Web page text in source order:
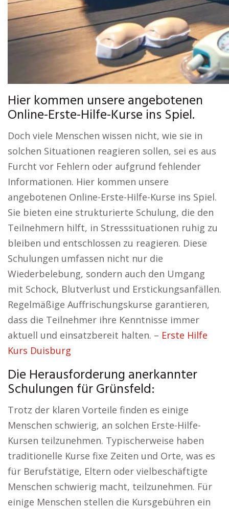
Hier kommen unsere angebotenen
Online-Erste-Hilfe-Kurse ins Spiel.
Doch viele Menschen wissen nicht, wie sie in
solchen Situationen reagieren sollen, sei es aus
Furcht vor Fehlern oder aufgrund fehlender
Informationen. Hier kommen unsere
angebotenen Online-Erste-Hilfe-Kurse ins Spiel.
Sie bieten eine strukturierte Schulung, die den
Teilnehmern hilft, in Stresssituationen ruhig zu
bleiben und entschlossen zu reagieren. Diese
Schulungen umfassen nicht nur die
Wiederbelebung, sondern auch den Umgang
mit Schock, Blutverlust und Erstickungsanfällen.
Regelmäßige Auffrischungskurse garantieren,
dass die Teilnehmer ihre Kenntnisse immer
aktuell und einsatzbereit halten. – Erste Hilfe
Kurs Duisburg
Die Herausforderung anerkannter
Schulungen für Grünsfeld:
Trotz der klaren Vorteile finden es einige
Menschen schwierig, an solchen Erste-Hilfe-
Kursen teilzunehmen. Typischerweise haben
traditionelle Kurse fixe Zeiten und Orte, was es
für Berufstätige, Eltern oder vielbeschäftigte
Menschen schwierig macht, teilzunehmen. Für
einige Menschen stellen die Kursgebühren ein